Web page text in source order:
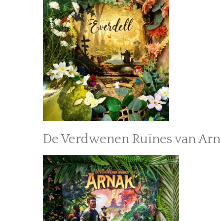
De Verdwenen Ruïnes van